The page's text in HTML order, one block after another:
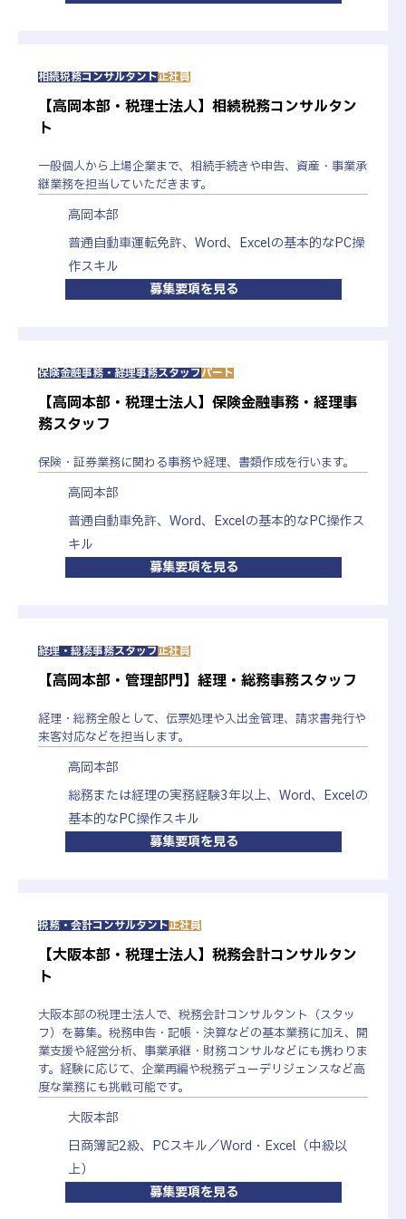
内定
新卒採用・募集要項
募集職種・
分野
【税理士法人配属】税務・会計コンサルタント
応募資格
税務・会計コンサルタント：日商簿記2級（入社時
点）
総務・人事労務・経理スタッフ：必要資格なし
月給 242,200円（固定残業手当 35時間分
【大学院卒】
※2025年4月予定額
※固定残業時間を超えて勤務した場合、超過分の割
増賃金を支給
諸手当 交通費
昇給 年1回
賞与 年2回
土日祝日／夏季休暇／年末年始休暇／年次有給休暇
（入社後3カ月目より一部付与）／慶弔休暇
※税務・会計コンサルタントのみ
1年単位の変形労働時間制のため、年間9日間（上
限）、繁忙期の土曜日出勤あり（9時25分～17時55
制度
退職金制度あり
表彰制度あり
勤務地
33F
東京メトロ銀座線線「虎ノ門駅」11番出口より徒歩2
分
東京メトロ丸ノ内線・日比谷線・千代田線「霞ヶ関
駅」Ａ13番出口より徒歩6～9分
勤務時間
◆税務・会計コンサルタント
8時55分～17時55分（休憩1ｈ、実働8ｈ）
ため、4、7～11月は8時55分～17時25分
8時55分～17時55分（休憩1ｈ、実働8ｈ）
研修制度
入社直後の新入社員オリエンテーションをはじめ、
相続税務コンサルタント正社員
【高岡本部・税理士法人】相続税務コンサルタン
ト
一般個人から上場企業まで、相続手続きや申告、資産・事業承
継業務を担当していただきます。
高岡本部
普通自動車運転免許、Word、Excelの基本的なPC操
作スキル
募集要項を見る
保険金融事務・経理事務スタッフパート
【高岡本部・税理士法人】保険金融事務・経理事
務スタッフ
保険・証券業務に関わる事務や経理、書類作成を行います。
高岡本部
普通自動車免許、Word、Excelの基本的なPC操作ス
キル
募集要項を見る
経理・総務事務スタッフ正社員
【高岡本部・管理部門】経理・総務事務スタッフ
経理・総務全般として、伝票処理や入出金管理、請求書発行や
来客対応などを担当します。
高岡本部
総務または経理の実務経験3年以上、Word、Excelの
基本的なPC操作スキル
募集要項を見る
税務・会計コンサルタント正社員
【大阪本部・税理士法人】税務会計コンサルタン
ト
大阪本部の税理士法人で、税務会計コンサルタント（スタッ
フ）を募集。税務申告・記帳・決算などの基本業務に加え、開
業支援や経営分析、事業承継・財務コンサルなどにも携わりま
す。経験に応じて、企業再編や税務デューデリジェンスなど高
度な業務にも挑戦可能です。
大阪本部
日商簿記2級、PCスキル／Word・Excel（中級以
上）
募集要項を見る